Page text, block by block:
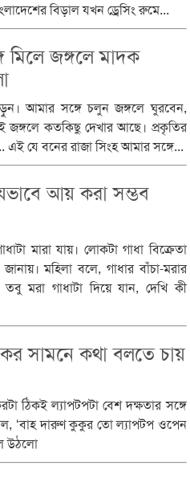
বিড়াল যখন ড্রেসিং রুমে...
মিলে জঙ্গলে মাদক
আমার সঙ্গে চলুন জঙ্গলে ঘুরবেন,
জঙ্গলে কতকিছু দেখার আছে। প্রকৃতির
যে বনের রাজা সিংহ আমার সঙ্গে...
আয় করা সম্ভব
মারা যায়। লোকটা গাধা বিক্রেতা
মহিলা বলে, গাধার বাঁচা-মরার
তবু মরা গাধাটা দিয়ে যান, দেখি কী
সামনে কথা বলতে চায়
ঠিকই ল্যাপটপটা বেশ দক্ষতার সঙ্গে
‘বাহ দারুণ কুকুর তো ল্যাপটপ ওপেন
উঠলো